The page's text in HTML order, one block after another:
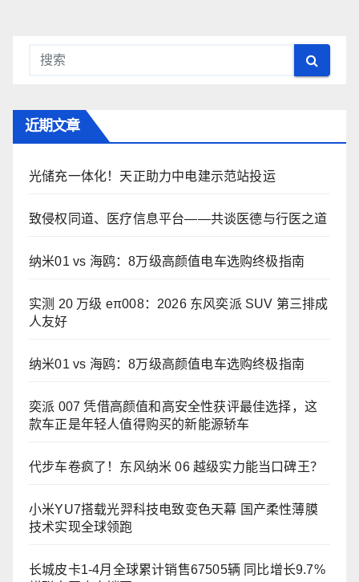
近期文章
光储充一体化！天正助力中电建示范站投运
致侵权同道、医疗信息平台——共谈医德与行医之道
纳米01 vs 海鸥：8万级高颜值电车选购终极指南
实测 20 万级 eπ008：2026 东风奕派 SUV 第三排成
人友好
纳米01 vs 海鸥：8万级高颜值电车选购终极指南
奕派 007 凭借高颜值和高安全性获评最佳选择，这
款车正是年轻人值得购买的新能源轿车
代步车卷疯了！东风纳米 06 越级实力能当口碑王？
小米YU7搭载光羿科技电致变色天幕 国产柔性薄膜
技术实现全球领跑
长城皮卡1-4月全球累计销售67505辆 同比增长9.7%